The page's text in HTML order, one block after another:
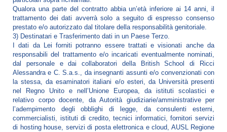
Qualora una parte del contratto abbia un’età inferiore ai 14 anni, il
trattamento dei dati avverrà solo a seguito di espresso consenso
prestato e/o autorizzato dal titolare della responsabilità genitoriale.
3) Destinatari e Trasferimento dati in un Paese Terzo.
I dati da Lei forniti potranno essere trattati e visionati anche da
responsabili del trattamento e/o incaricati eventualmente nominati,
dal personale e dai collaboratori della British School di Ricci
Alessandra e C. S.a.s., da insegnanti assunti e/o convenzionati con
la stessa, da esaminatori italiani e/o esteri, da Università presenti
nel Regno Unito e nell’Unione Europea, da istituti scolastici e
relativo corpo docente, da Autorità giudiziarie/amministrative per
l’adempimento degli obblighi di legge, da consulenti esterni,
commercialisti, istituti di credito, tecnici informatici, fornitori servizi
di hosting house, servizi di posta elettronica e cloud, AUSL Regione